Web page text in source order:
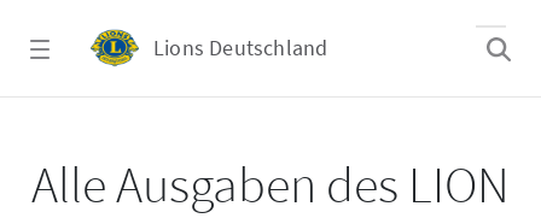
Lions Deutschland
Alle Ausgaben des LION